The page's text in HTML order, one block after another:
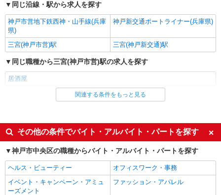
同じ沿線・駅から求人を探す
神戸市営地下鉄西神・山手線(兵庫
県)
神戸新交通ポートライナー(兵庫県)
三宮(神戸市営)駅 三宮(神戸新交通)駅
同じ職種から三宮(神戸市営)駅の求人を探す
居酒屋
同じ雇用形態から三宮(神戸市営)駅の求人を探す
同じ特徴から三宮(神戸市営)駅の求人を探す
履歴書不要
主婦・主夫歓迎
フリーター歓迎
学歴不問
昇給あり
週1日勤務OK
髪型・髪色自由
関連する条件をもっと見る
その他の条件でバイト・アルバイト・パートを探す
神戸市中央区の職種からバイト・アルバイト・パートを探す
ヘルス・ビューティー
オフィスワーク・事務
イベント・キャンペーン・アミュ
ーズメント
ファッション・アパレル